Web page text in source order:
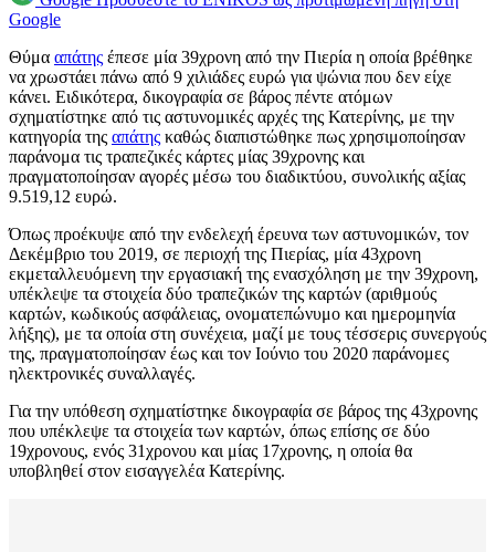
Google
Θύμα απάτης έπεσε μία 39χρονη από την Πιερία η οποία βρέθηκε
να χρωστάει πάνω από 9 χιλιάδες ευρώ για ψώνια που δεν είχε
κάνει. Ειδικότερα, δικογραφία σε βάρος πέντε ατόμων
σχηματίστηκε από τις αστυνομικές αρχές της Κατερίνης, με την
κατηγορία της απάτης καθώς διαπιστώθηκε πως χρησιμοποίησαν
παράνομα τις τραπεζικές κάρτες μίας 39χρονης και
πραγματοποίησαν αγορές μέσω του διαδικτύου, συνολικής αξίας
9.519,12 ευρώ.
Όπως προέκυψε από την ενδελεχή έρευνα των αστυνομικών, τον
Δεκέμβριο του 2019, σε περιοχή της Πιερίας, μία 43χρονη
εκμεταλλευόμενη την εργασιακή της ενασχόληση με την 39χρονη,
υπέκλεψε τα στοιχεία δύο τραπεζικών της καρτών (αριθμούς
καρτών, κωδικούς ασφάλειας, ονοματεπώνυμο και ημερομηνία
λήξης), με τα οποία στη συνέχεια, μαζί με τους τέσσερις συνεργούς
της, πραγματοποίησαν έως και τον Ιούνιο του 2020 παράνομες
ηλεκτρονικές συναλλαγές.
Για την υπόθεση σχηματίστηκε δικογραφία σε βάρος της 43χρονης
που υπέκλεψε τα στοιχεία των καρτών, όπως επίσης σε δύο
19χρονους, ενός 31χρονου και μίας 17χρονης, η οποία θα
υποβληθεί στον εισαγγελέα Κατερίνης.